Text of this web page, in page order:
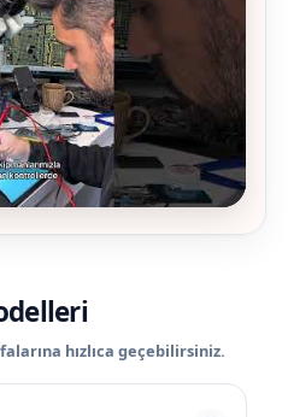
hızlıca geçebilirsiniz.